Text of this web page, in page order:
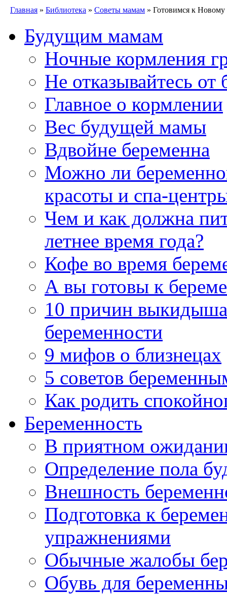
Главная » Библиотека » Советы мамам » Готовимся к
Будущим мамам
Ночные кормления
Не отказывайтесь от
Главное о кормлении
Вес будущей мамы
Вдвойне беременна
Можно ли
красоты и спа-
Чем и как должна
летнее время года?
Кофе во время
А вы готовы к
10 причин
беременности
9 мифов о близнецах
5 советов
Как родить
Беременность
В приятном
Определение пола
Внешность
Подготовка к
упражнениями
Обычные жалобы
Обувь для